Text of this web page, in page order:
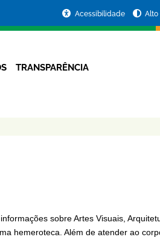
Acessibilidade Alto
TRANSPARÊNCIA
sobre Artes Visuais,
hemeroteca. Além de atender ao